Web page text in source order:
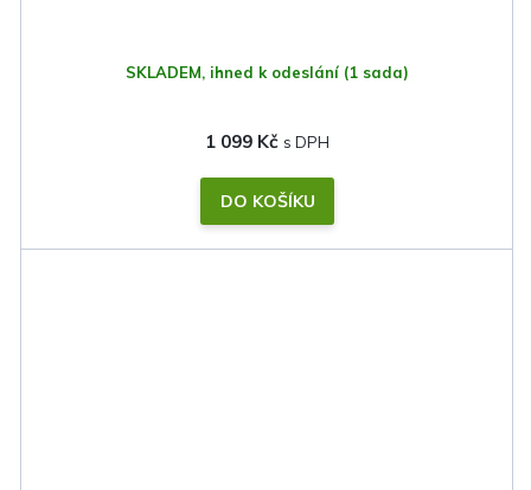
SKLADEM, ihned k odeslání (1 sada)
1 099 Kč
DO KOŠÍKU